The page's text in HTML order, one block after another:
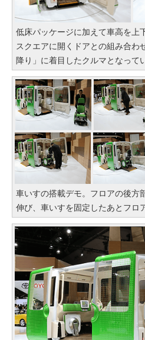
低床パッケージに加えて車高を上
スクエアに開くドアとの組み合わ
降り」に着目したクルマとなって
車いすの搭載デモ。フロアの後方
伸び、車いすを固定したあとフロ